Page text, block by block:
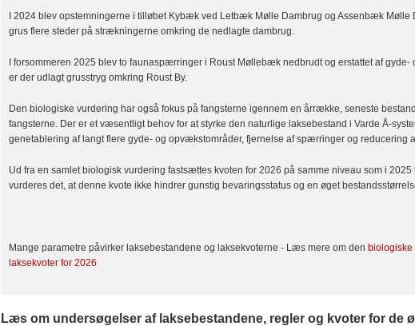
I 2024 blev opstemningerne i tilløbet Kybæk ved Letbæk Mølle Dambrug og Assenbæk Mølle
grus flere steder på strækningerne omkring de nedlagte dambrug.
I forsommeren 2025 blev to faunaspærringer i Roust Møllebæk nedbrudt og erstattet af
er der udlagt grusstryg omkring Roust By.
Den biologiske vurdering har også fokus på fangsterne igennem en årrække, seneste
fangsterne. Der er et væsentligt behov for at styrke den naturlige laksebestand i Varde Å-
genetablering af langt flere gyde- og opvækstområder, fjernelse af spærringer og reducering
Ud fra en samlet biologisk vurdering fastsættes kvoten for 2026 på samme niveau som i 2025
vurderes det, at denne kvote ikke hindrer gunstig bevaringsstatus og en øget
Mange parametre påvirker laksebestandene og laksekvoterne - Læs mere om den biologiske
laksekvoter for 2026
Læs om undersøgelser af laksebestandene, regler og kvoter for de